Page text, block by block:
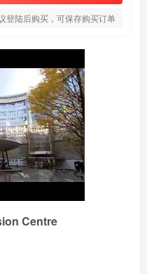
登陆后购买，可保存购买订单
Centre